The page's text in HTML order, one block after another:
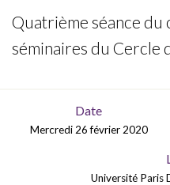
Quatrième séance
séminaires du Cercle
Date
Mercredi 26 février 2020
Université Paris